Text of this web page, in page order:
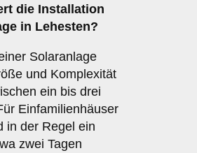
die Installation
in Lehesten?
Solaranlage
und Komplexität
ein bis drei
Einfamilienhäuser
in der Regel ein
zwei Tagen